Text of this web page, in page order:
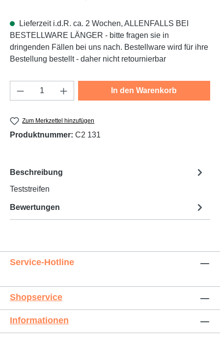
Lieferzeit i.d.R. ca. 2 Wochen, ALLENFALLS BEI
BESTELLWARE LÄNGER - bitte fragen sie in
dringenden Fällen bei uns nach. Bestellware wird für ihre
Bestellung bestellt - daher nicht retournierbar
Produkt Anzahl: Gib den gewünschten
In den Warenkorb
Zum Merkzettel hinzufügen
Produktnummer: C2 131
Beschreibung
Teststreifen
Bewertungen
Service-Hotline
Shopservice
Informationen